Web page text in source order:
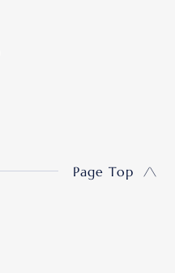
Page Top